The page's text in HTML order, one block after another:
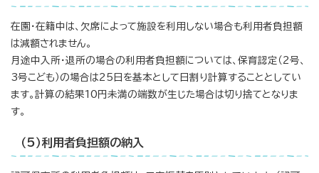
在園・在籍中は、欠席によって施設を利用しない場合も利用者負担額
は減額されません。
月途中入所・退所の場合の利用者負担額については、保育認定（2号、
3号こども）の場合は25日を基本として日割り計算することとしてい
ます。計算の結果10円未満の端数が生じた場合は切り捨てとなりま
す。
（5）利用者負担額の納入